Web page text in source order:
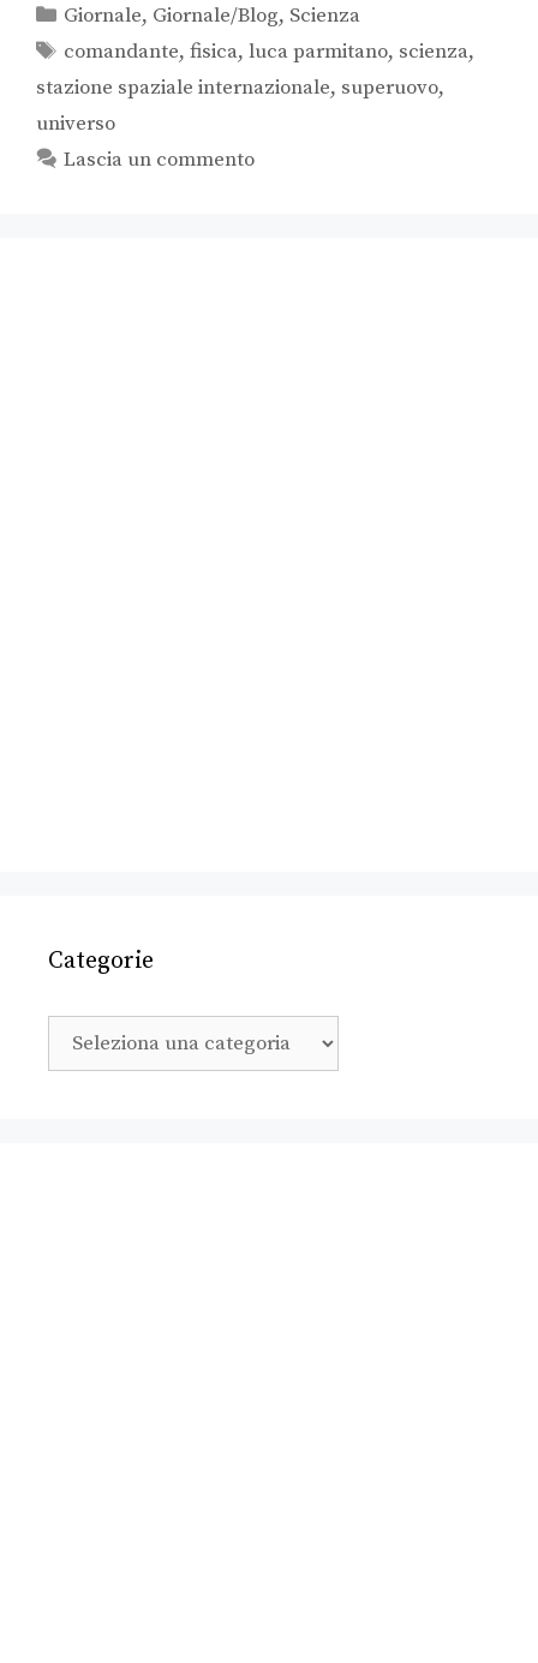
Giornale, Giornale/Blog, Scienza
comandante,fisica,luca parmitano, scienza,
stazione spaziale internazionale, superuovo,
universo
Lascia un commento
Categorie